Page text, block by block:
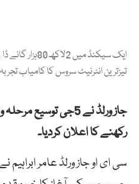
ایک سیکنڈ میں
تیزترین انٹرنیٹ سروس کا کامیاب تجربہ
جاز ورلڈ نے 5جی توسیع
رکھنے کا اعلان کردیا۔